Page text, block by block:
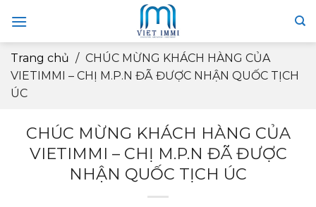
content
Trang chủ / CHÚC MỪNG KHÁCH HÀNG CỦA
VIETIMMI – CHỊ M.P.N ĐÃ ĐƯỢC NHẬN QUỐC TỊCH
ÚC
CHÚC MỪNG KHÁCH HÀNG CỦA
VIETIMMI – CHỊ M.P.N ĐÃ ĐƯỢC
NHẬN QUỐC TỊCH ÚC